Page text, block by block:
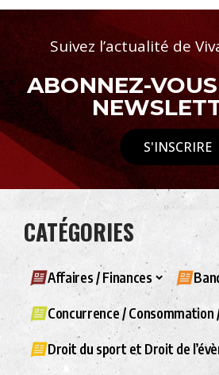
Suivez l’actualité de
ABONNEZ-
S'INSCRIRE
CATÉGORIES
Affaires / Finances
Concurrence /
Droit du sport et Droit de